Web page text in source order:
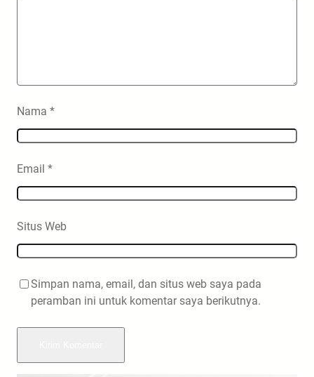
Nama *
Email *
Situs Web
Simpan nama, email, dan situs web saya pada
peramban ini untuk komentar saya berikutnya.